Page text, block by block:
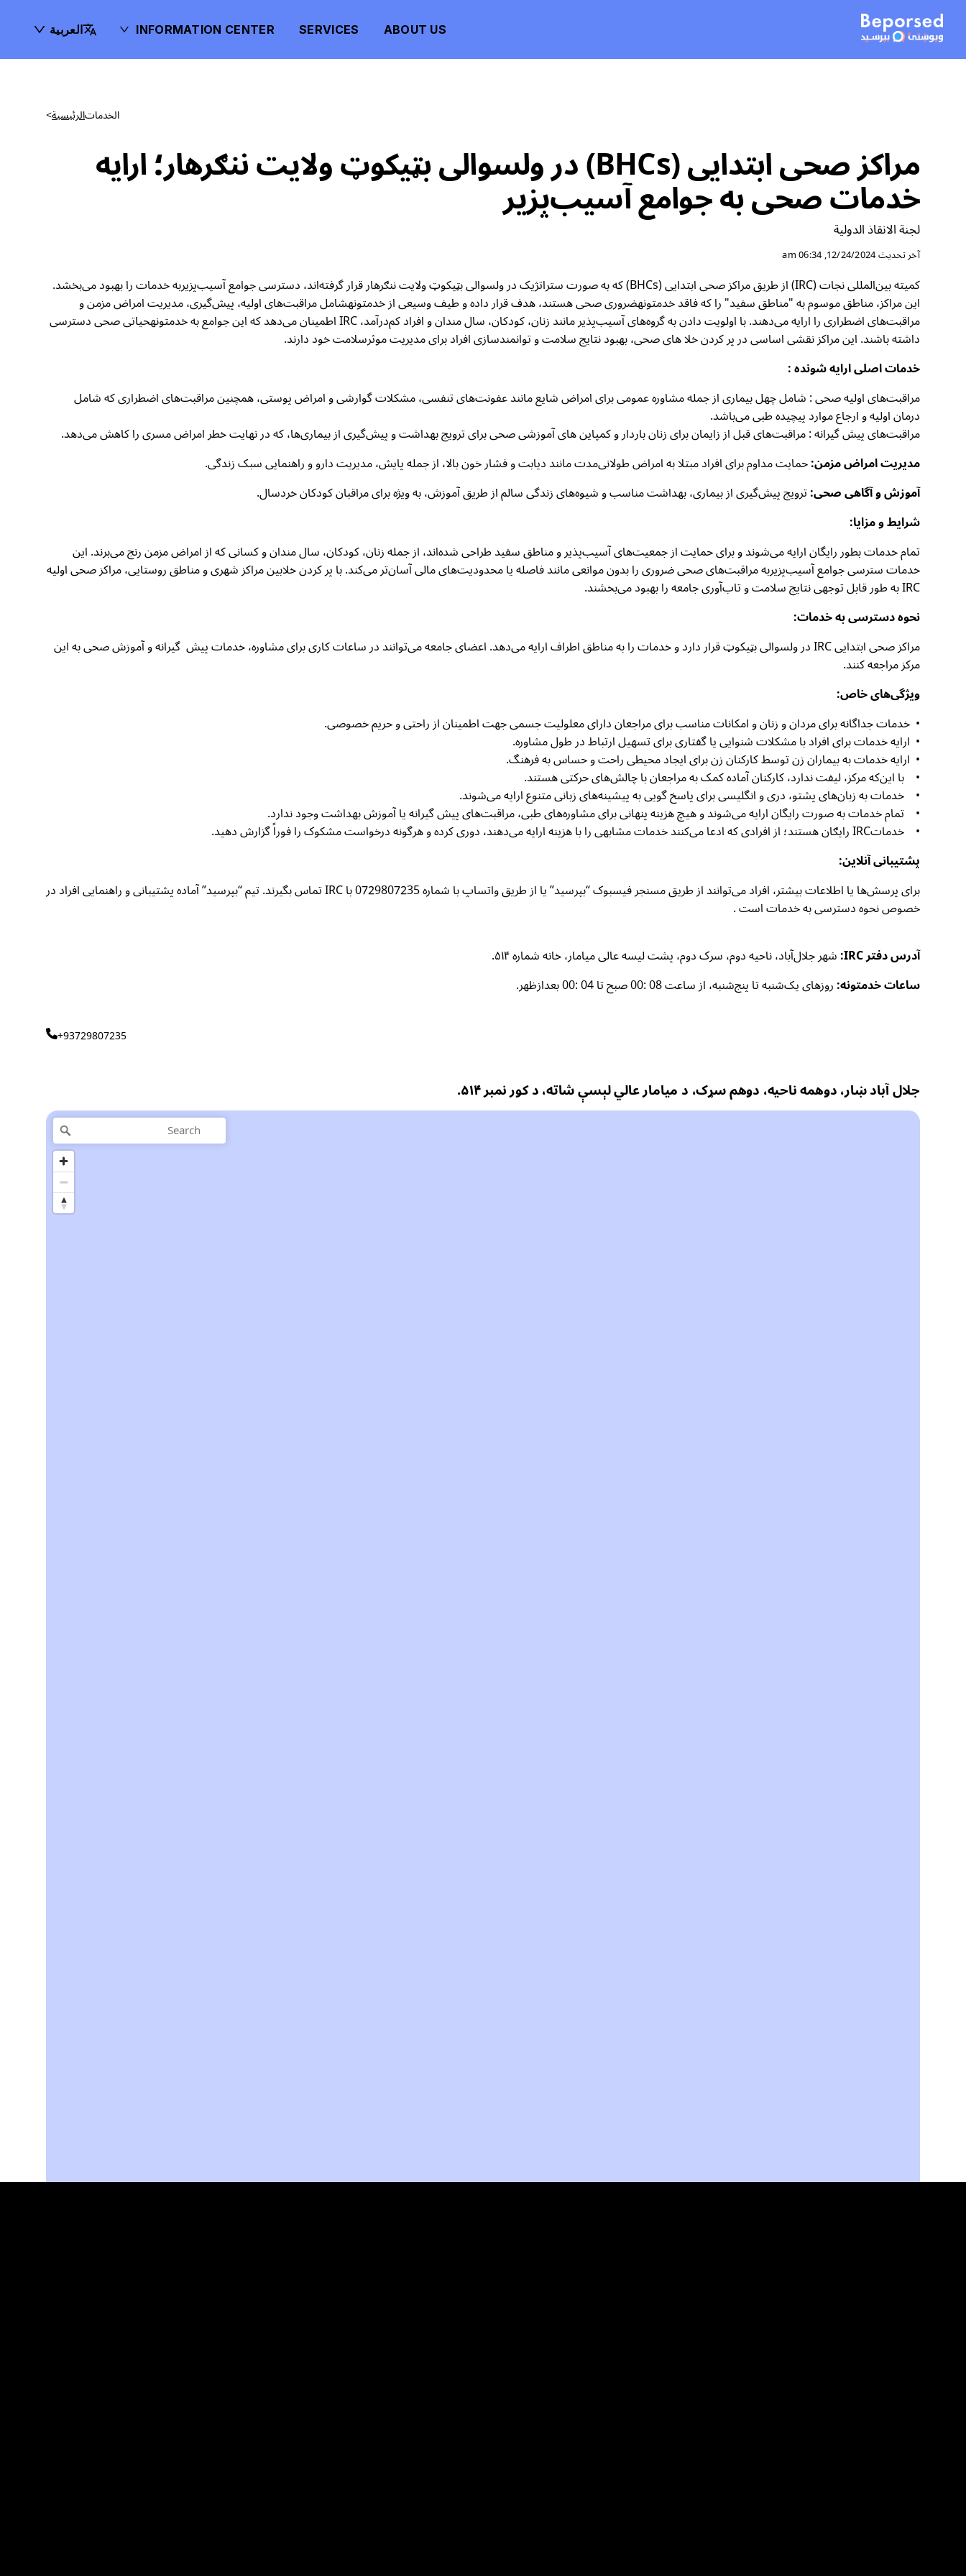
ABOUT US
SERVICES
INFORMATION CENTER العربية
الرئيسية> الخدمات
مراکز صحی ابتدایی (BHCs) در ولسوالی بټیکوټ ولایت ننګرهار؛ ارایه
خدمات صحی به جوامع آسیب‌پزیر
لجنة الانقاذ الدولية
آخر تحديث12/24/2024, 06:34 am
کمیته بین‌المللی نجات (IRC) از طریق مراکز صحی ابتدایی (BHCs) که به صورت ستراتژیک در ولسوالی بټیکوټ ولایت ننګرهار قرار گرفته‌اند، دسترسی جوامع آسیب‌پزیربه خدمات را بهبود می‌بخشد.
این مراکز، مناطق موسوم به "مناطق سفید" را که فاقد خدمتونهضروری صحی هستند، هدف قرار داده و طیف وسیعی از خدمتونهشامل مراقبت‌های اولیه، پیش‌گیری، مدیریت امراض مزمن و
مراقبت‌های اضطراری را ارایه می‌دهند. با اولویت دادن به گروه‌های آسیب‌پذیر مانند زنان، کودکان، سال مندان و افراد کم‌درآمد، IRC اطمینان می‌دهد که این جوامع به خدمتونهحیاتی صحی دسترسی
داشته باشند. این مراکز نقشی اساسی در پر کردن خلا های صحی، بهبود نتایج سلامت و توانمندسازی افراد برای مدیریت موثرسلامت خود دارند.
خدمات اصلی ارایه شونده :
مراقبت‌های اولیه صحی : شامل چهل بیماری از جمله مشاوره عمومی برای امراض شایع مانند عفونت‌های تنفسی، مشکلات گوارشی و امراض پوستی، همچنین مراقبت‌های اضطراری که شامل
درمان اولیه و ارجاع موارد پیچیده طبی می‌باشد.
مراقبت‌های پیش گیرانه : مراقبت‌های قبل از زایمان برای زنان باردار و کمپاین های آموزشی صحی برای ترویج بهداشت و پیش‌گیری از بیماری‌ها، که در نهایت خطر امراض مسری را کاهش می‌دهد.
مدیریت امراض مزمن:حمایت مداوم برای افراد مبتلا به امراض طولانی‌مدت مانند دیابت و فشار خون بالا، از جمله پایش، مدیریت دارو و راهنمایی سبک زندگی.
آموزش و آگاهی صحی:ترویج پیش‌گیری از بیماری، بهداشت مناسب و شیوه‌های زندگی سالم از طریق آموزش، به ویژه برای مراقبان کودکان خردسال.
شرایط و مزایا:
تمام خدمات بطور رایگان ارایه می‌شوند و برای حمایت از جمعیت‌های آسیب‌پذیر و مناطق سفید طراحی شده‌اند، از جمله زنان، کودکان، سال مندان و کسانی که از امراض مزمن رنج می‌برند. این
خدمات سترسی جوامع آسیب‌پزیربه مراقبت‌های صحی ضروری را بدون موانعی مانند فاصله یا محدودیت‌های مالی آسان‌تر می‌کند. با پر کردن خلابین مراکز شهری و مناطق روستایی، مراکز صحی اولیه
IRC به طور قابل توجهی نتایج سلامت و تاب‌آوری جامعه را بهبود می‌بخشند.
نحوه دسترسی به خدمات:
مراکز صحی ابتدایی IRC در ولسوالی بټیکوټ قرار دارد و خدمات را به مناطق اطراف ارایه می‌دهد. اعضای جامعه می‌توانند در ساعات کاری برای مشاوره، خدمات پیش گیرانه و آموزش صحی به این
مرکز مراجعه کنند.
ویژگی‌های خاص:
• خدمات جداگانه برای مردان و زنان و امکانات مناسب برای مراجعان دارای معلولیت جسمی جهت اطمینان از راحتی و حریم خصوصی.
• ارایه خدمات برای افراد با مشکلات شنوایی یا گفتاری برای تسهیل ارتباط در طول مشاوره.
• ارایه خدمات به بیماران زن توسط کارکنان زن برای ایجاد محیطی راحت و حساس به فرهنگ.
• با این‌که مرکز، لیفت ندارد، کارکنان آماده کمک به مراجعان با چالش‌های حرکتی هستند.
• خدمات به زبان‌های پشتو، دری و انگلیسی برای پاسخ گویی به پیشینه‌های زبانی متنوع ارایه می‌شوند.
• تمام خدمات به صورت رایگان ارایه می‌شوند و هیچ هزینه پنهانی برای مشاوره‌های طبی، مراقبت‌های پیش گیرانه یا آموزش بهداشت وجود ندارد.
• خدماتIRC رایګان هستند؛ از افرادی که ادعا می‌کنند خدمات مشابهی را با هزینه ارایه می‌دهند، دوری کرده و هرگونه درخواست مشکوک را فوراً گزارش دهید.
پشتیبانی آنلاین:
برای پرسش‌ها یا اطلاعات بیشتر، افراد می‌توانند از طریق مسنجر فیسبوک “بپرسید” یا از طریق واتساپ با شماره 0729807235 با IRC تماس بگیرند. تیم “بپرسید” آماده پشتیبانی و راهنمایی افراد در
خصوص نحوه دسترسی به خدمات است .
آدرس دفتر IRC:
شهر جلال‌آباد، ناحیه دوم، سرک دوم، پشت لیسه عالی میامار، خانه شماره ۵۱۴.
ساعات خدمتونه:روزهای یک‌شنبه تا پنج‌شنبه، از ساعت 08 :00 صبح تا 04 :00 بعدازظهر.
+93729807235
جلال آباد ښار، دوهمه ناحیه، دوهم سړک، د میامار عالي لېسې شاته، د کور نمبر ۵۱۴.